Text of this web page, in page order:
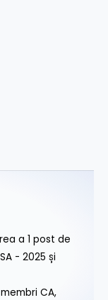
a 1 post de
- 2025 și
CA,